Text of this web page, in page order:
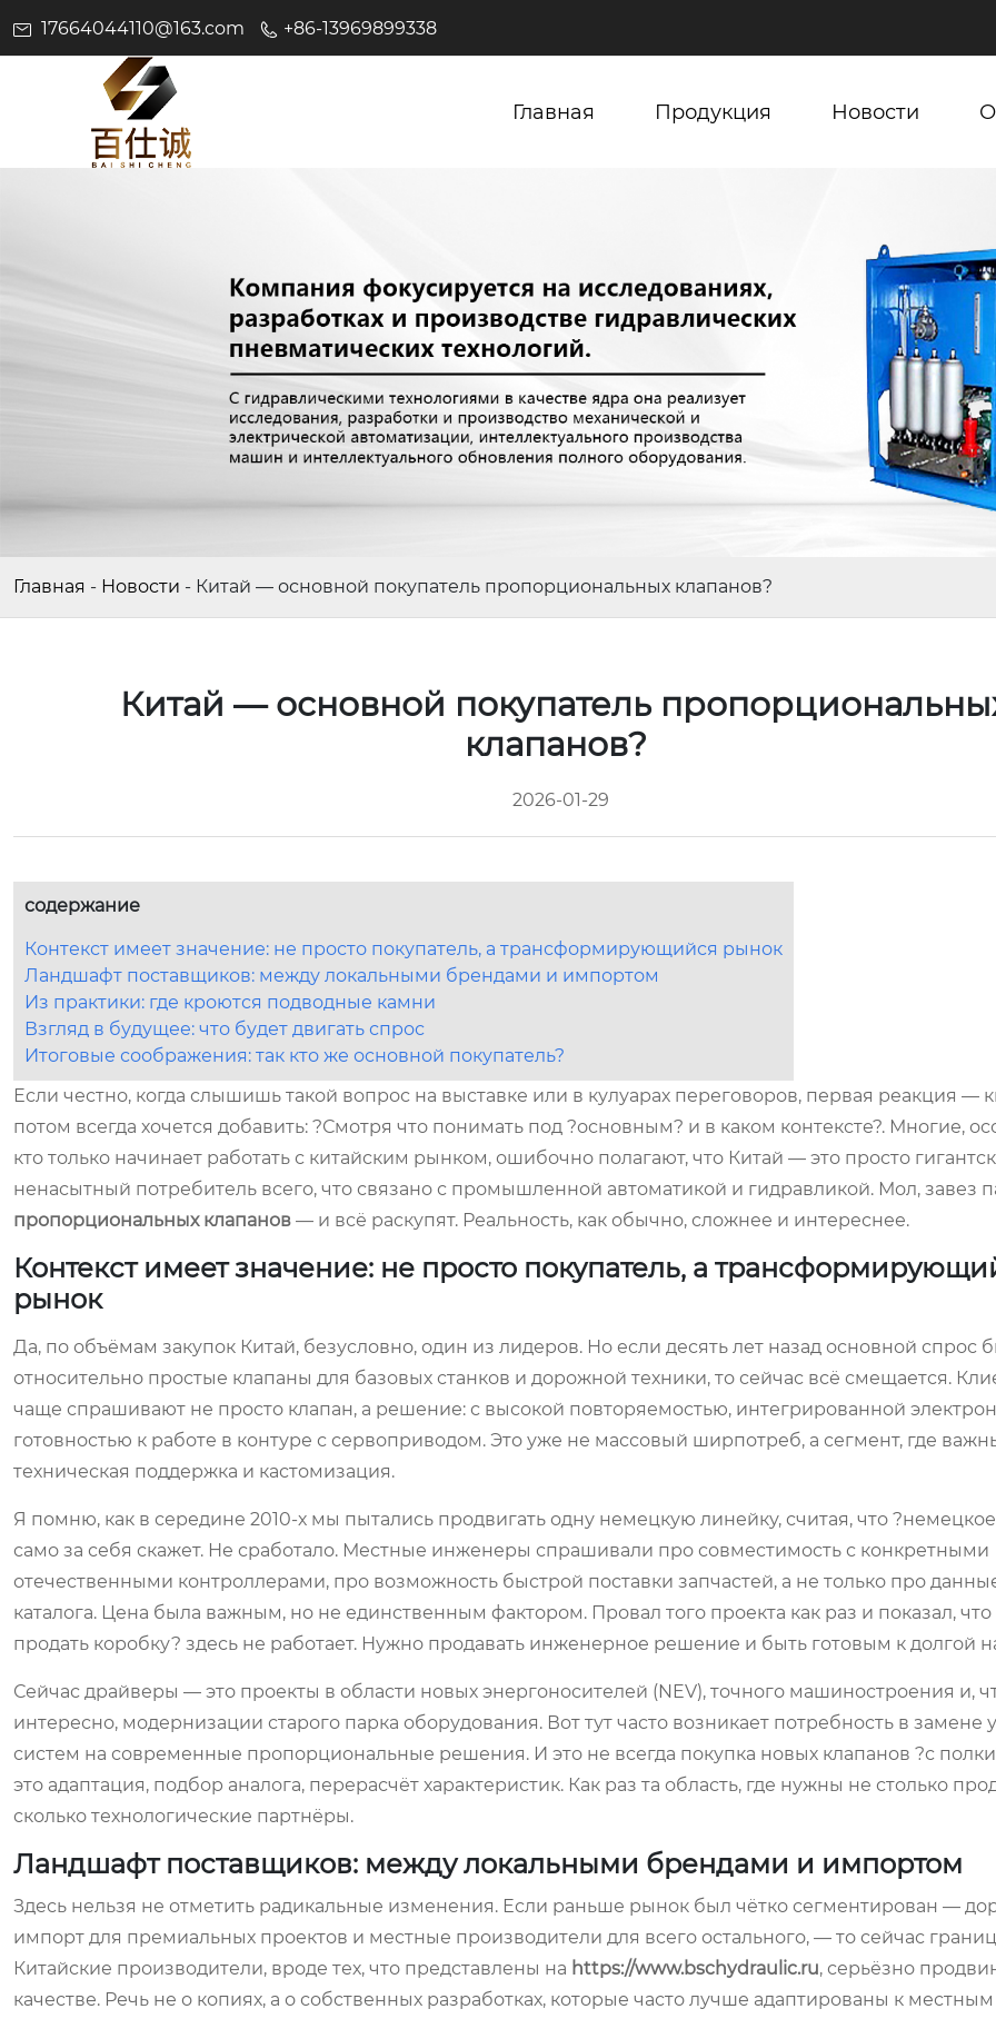
17664044110@163.com +86-13969899338
Главная Продукция Новости
Главная - Новости - Китай — основной покупатель пропорциональных клапанов?
Китай — основной покупатель
клапанов?
2026-01-29
содержание
Контекст имеет значение: не просто покупатель, а трансформирующийся рынок
Ландшафт поставщиков: между локальными брендами и импортом
Из практики: где кроются подводные камни
Взгляд в будущее: что будет двигать спрос
Итоговые соображения: так кто же основной покупатель?
Если честно, когда слышишь такой вопрос на выставке или в кулуарах переговоров, первая реакция —
потом всегда хочется добавить: ?Смотря что понимать под ?основным? и в каком контексте?. Многие,
кто только начинает работать с китайским рынком, ошибочно полагают, что Китай — это просто
ненасытный потребитель всего, что связано с промышленной автоматикой и гидравликой. Мол, завез
пропорциональных клапанов — и всё раскупят. Реальность, как обычно, сложнее и интереснее.
Контекст имеет значение: не просто покупатель, а
рынок
Да, по объёмам закупок Китай, безусловно, один из лидеров. Но если десять лет назад основной спрос
относительно простые клапаны для базовых станков и дорожной техники, то сейчас всё смещается.
чаще спрашивают не просто клапан, а решение: с высокой повторяемостью, интегрированной
готовностью к работе в контуре с сервоприводом. Это уже не массовый ширпотреб, а сегмент, где
техническая поддержка и кастомизация.
Я помню, как в середине 2010-х мы пытались продвигать одну немецкую линейку, считая, что ?немецкое
само за себя скажет. Не сработало. Местные инженеры спрашивали про совместимость с конкретными
отечественными контроллерами, про возможность быстрой поставки запчастей, а не только про
каталога. Цена была важным, но не единственным фактором. Провал того проекта как раз и показал, что
продать коробку? здесь не работает. Нужно продавать инженерное решение и быть готовым к долгой
Сейчас драйверы — это проекты в области новых энергоносителей (NEV), точного машиностроения и,
интересно, модернизации старого парка оборудования. Вот тут часто возникает потребность в замене
систем на современные пропорциональные решения. И это не всегда покупка новых клапанов ?с
это адаптация, подбор аналога, перерасчёт характеристик. Как раз та область, где нужны не столько
сколько технологические партнёры.
Ландшафт поставщиков: между локальными брендами и импортом
Здесь нельзя не отметить радикальные изменения. Если раньше рынок был чётко сегментирован —
импорт для премиальных проектов и местные производители для всего остального, — то сейчас
Китайские производители, вроде тех, что представлены на https://www.bschydraulic.ru, серьёзно
качестве. Речь не о копиях, а о собственных разработках, которые часто лучше адаптированы к